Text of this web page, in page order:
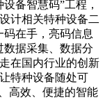
备智慧码”工程，
计相关特种设备二
在手，亮码信息
数据采集、数据分
在国内行业的创新
特种设备随处可
高效、便捷的智能